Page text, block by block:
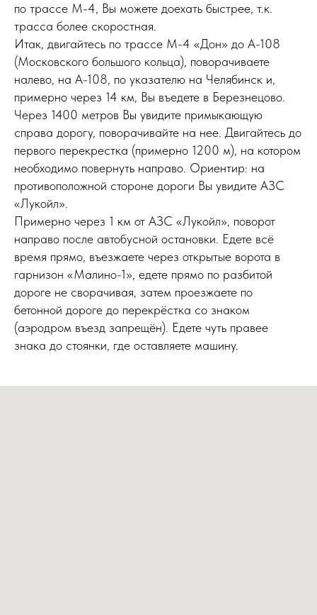
по трассе М-4, Вы можете доехать быстрее, т.к.
трасса более скоростная.
Итак, двигайтесь по трассе М-4 «Дон» до А-108
(Московского большого кольца), поворачиваете
налево, на А-108, по указателю на Челябинск и,
примерно через 14 км, Вы въедете в Березнецово.
Через 1400 метров Вы увидите примыкающую
справа дорогу, поворачивайте на нее. Двигайтесь до
первого перекрестка (примерно 1200 м), на котором
необходимо повернуть направо. Ориентир: на
противоположной стороне дороги Вы увидите АЗС
«Лукойл».
Примерно через 1 км от АЗС «Лукойл», поворот
направо после автобусной остановки. Едете всё
время прямо, въезжаете через открытые ворота в
гарнизон «Малино-1», едете прямо по разбитой
дороге не сворачивая, затем проезжаете по
бетонной дороге до перекрёстка со знаком
(аэродром въезд запрещён). Едете чуть правее
знака до стоянки, где оставляете машину.
НАПИШИТЕ НАМ ВКОНТАКТЕ
НАПИШИТЕ НАМ В TELEGRAM